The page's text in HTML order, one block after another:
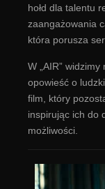
hołd dla talentu
zaangażowania
która porusza
W „AIR”
opowieść o
film, który
inspirując ich do
możliwości.